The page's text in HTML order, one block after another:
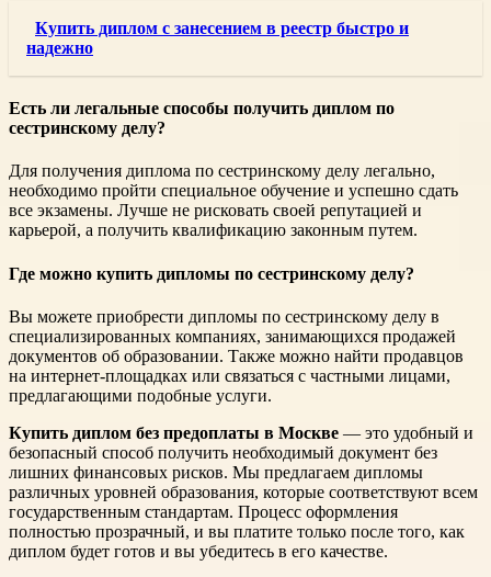
Купить диплом с занесением в реестр быстро и
надежно
Есть ли легальные способы получить диплом по
сестринскому делу?
Для получения диплома по сестринскому делу легально,
необходимо пройти специальное обучение и успешно сдать
все экзамены. Лучше не рисковать своей репутацией и
карьерой, а получить квалификацию законным путем.
Где можно купить дипломы по сестринскому делу?
Вы можете приобрести дипломы по сестринскому делу в
специализированных компаниях, занимающихся продажей
документов об образовании. Также можно найти продавцов
на интернет-площадках или связаться с частными лицами,
предлагающими подобные услуги.
Купить диплом без предоплаты в Москве — это удобный и
безопасный способ получить необходимый документ без
лишних финансовых рисков. Мы предлагаем дипломы
различных уровней образования, которые соответствуют всем
государственным стандартам. Процесс оформления
полностью прозрачный, и вы платите только после того, как
диплом будет готов и вы убедитесь в его качестве.